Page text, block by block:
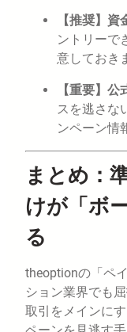
【推奨】資
ントリーで
意しておき
【重要】公
スを逃さな
ンペーン情
まとめ：
けが「ボ
る
theoptionの「ペ
ション業界でも
取引をメインに